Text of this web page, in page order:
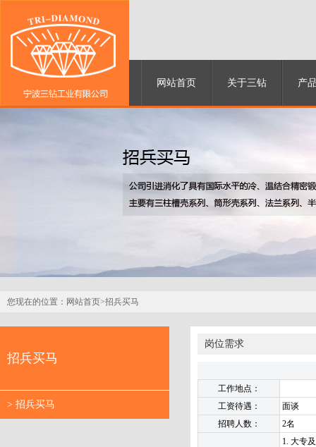
网站首页 关于三钻 产
您现在的位置： 网站首页>招兵买马
招兵买马
> 招兵买马
岗位需求
工作地点：
工资待遇：
面谈
招聘人数：
2名
1. 大专